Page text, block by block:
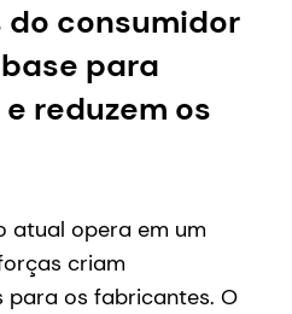
consumidor
para
reduzem os
atual opera em um
criam
os fabricantes. O